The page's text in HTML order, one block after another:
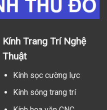
Kính Trang Trí Nghệ
Thuật
Kính sọc cường lực
Kính sóng trang trí